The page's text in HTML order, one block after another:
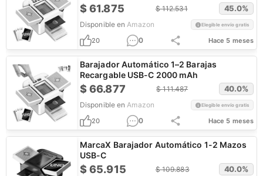
$61.875 $112.531 45.0%
Disponible en Amazon Elegible envío gratis
20 0 Hace 5 meses
Barajador Automático 1–2 Barajas
Recargable USB-C 2000 mAh
$66.877 $111.487 40.0%
Disponible en Amazon Elegible envío gratis
20 0 Hace 5 meses
MarcaX Barajador Automático 1-2 Mazos
USB-C
$65.915 $109.883 40.0%